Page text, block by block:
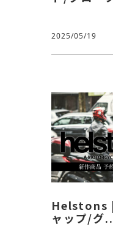
2025/05/19
Helstons
ャップ/グ